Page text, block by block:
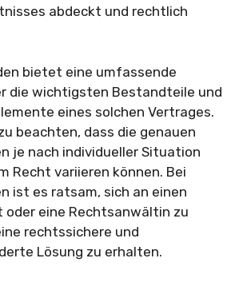
abdeckt und rechtlich
bietet eine umfassende
die wichtigsten Bestandteile und
eines solchen Vertrages.
beachten, dass die genauen
je nach individueller Situation
Recht variieren können. Bei
ist es ratsam, sich an einen
oder eine Rechtsanwältin zu
rechtssichere und
Lösung zu erhalten.